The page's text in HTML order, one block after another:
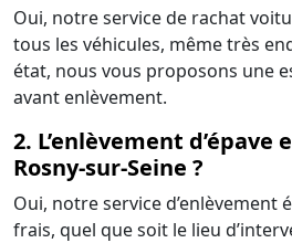
Oui, notre service de rachat
tous les véhicules, même très
état, nous vous proposons une
avant enlèvement.
2. L’enlèvement
Rosny-sur-Seine ?
Oui, notre service d’enlèvement
frais, quel que soit le lieu